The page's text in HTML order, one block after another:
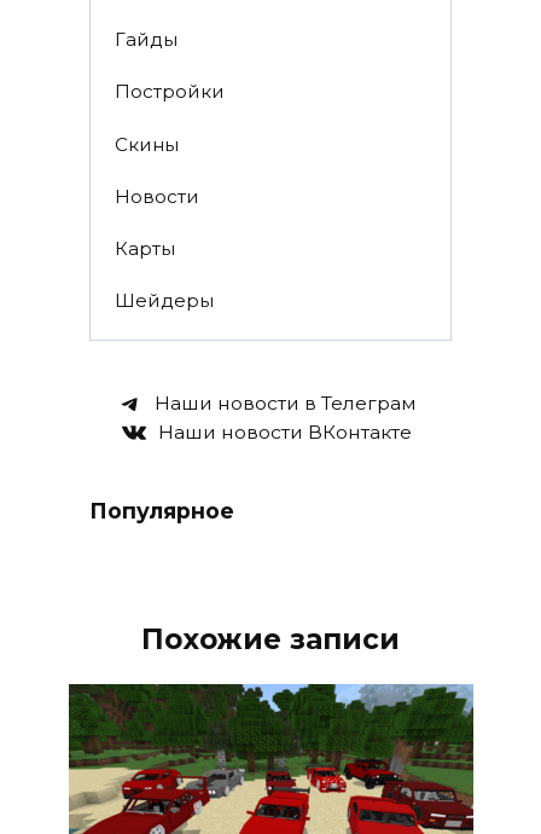
Гайды
Постройки
Скины
Новости
Карты
Шейдеры
Наши новости в Телеграм
Наши новости ВКонтакте
Популярное
Похожие записи